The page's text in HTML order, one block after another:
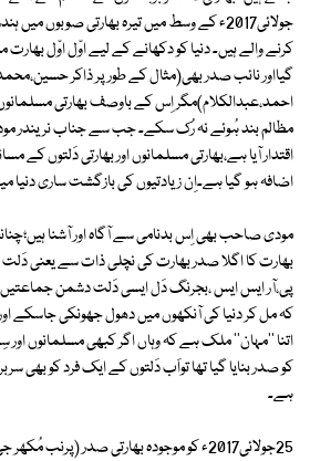
جولائی2017ء کے وسط میں تیرہ بھارتی صوبوں
کرنے والے ہیں۔ دنیا کو دکھانے کے لیے اوّل اوّل
گیااور نائب صدر بھی(مثال کے طور پر ذاکر حسین،محمد
احمد،عبدالکلام)مگر اِس کے باوصف بھارتی
مظالم بند ہُوئے نہ رُک سکے۔ جب سے جناب نریندر
اقتدار آیا ہے،بھارتی مسلمانوں اور بھارتی دَلتوں کے
اضافہ ہو گیا ہے۔اِن زیادتیوں کی بازگشت ساری دنیا
مودی صاحب بھی اِس بدنامی سے آگاہ اور آشنا
بھارت کا اگلا صدر بھارت کی نچلی ذات سے یعنی
پی،آر ایس ایس ،بجرنگ دَل ایسی دَلت دشمن
کہ مل کر دنیا کی آنکھوں میں دھول جھونکی جاسکے
اتنا ''مہان'' ملک ہے کہ وہاں اگر کبھی مسلمانوں
کو صدر بنایا گیا تھا تواَب دَلتوں کے ایک فرد کو بھی
ہے۔
25جولائی2017ء کو موجودہ بھارتی صدر